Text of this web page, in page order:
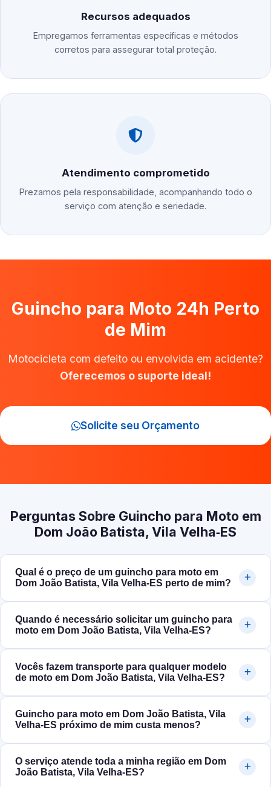
Recursos adequados
Empregamos ferramentas específicas e métodos
corretos para assegurar total proteção.
Atendimento comprometido
Prezamos pela responsabilidade, acompanhando todo o
serviço com atenção e seriedade.
Guincho para Moto 24h Perto
de Mim
Motocicleta com defeito ou envolvida em acidente?
Oferecemos o suporte ideal!
Solicite seu Orçamento
Perguntas Sobre Guincho para Moto em
Dom João Batista, Vila Velha‑ES
Qual é o preço de um guincho para moto em
Dom João Batista, Vila Velha‑ES perto de mim?
Quando é necessário solicitar um guincho para
moto em Dom João Batista, Vila Velha‑ES?
Vocês fazem transporte para qualquer modelo
de moto em Dom João Batista, Vila Velha‑ES?
Guincho para moto em Dom João Batista, Vila
Velha‑ES próximo de mim custa menos?
O serviço atende toda a minha região em Dom
João Batista, Vila Velha‑ES?